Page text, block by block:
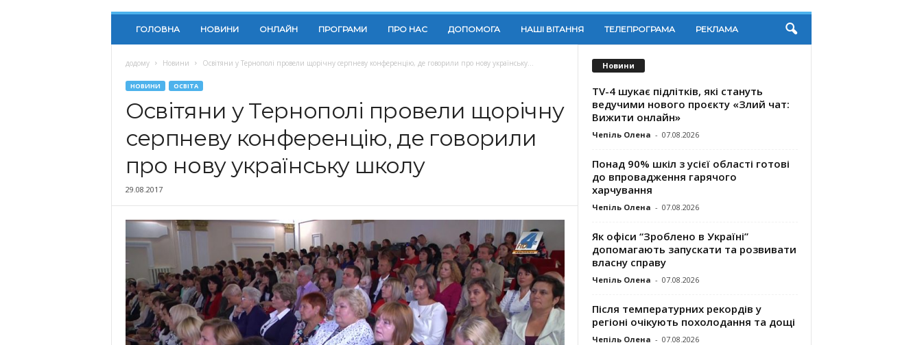
ГОЛОВНА НОВИНИ ОНЛАЙН ПРОГРАМИ ПРО НАС ДОПОМОГА НАШІ ВІТАННЯ ТЕЛЕПРОГРАМА РЕКЛАМА
додому Новини Освітяни у Тернополі провели щорічну серпневу конференцію, де говорили про нову українську...
НОВИНИ ОСВІТА
Освітяни у Тернополі провели щорічну
серпневу конференцію, де говорили
про нову українську школу
29.08.2017
Новини
TV-4 шукає підлітків, які стануть
ведучими нового проєкту «Злий чат:
Вижити онлайн»
Чепіль Олена - 07.08.2026
Понад 90% шкіл з усієї області готові
до впровадження гарячого
харчування
Чепіль Олена - 07.08.2026
Як офіси “Зроблено в Україні”
допомагають запускaти та розвивати
власну справу
Чепіль Олена - 07.08.2026
Після температурних рекордів у
регіоні очікують похолодання та дощі
Чепіль Олена - 07.08.2026